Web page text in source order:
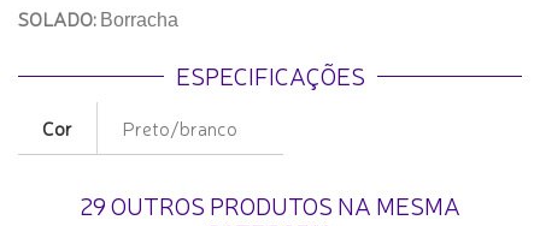
SOLADO: Borracha
ESPECIFICAÇÕES
Cor Preto/branco
29 OUTROS PRODUTOS NA MESMA